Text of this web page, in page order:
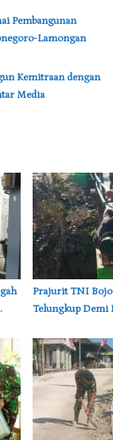
Pembangunan
Lamongan
Kemitraan dengan
Media
‎Prajurit TNI
Telungkup Demi